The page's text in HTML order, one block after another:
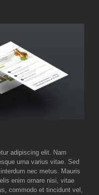
adipiscing elit. Nam
urna varius vitae. Sed
nec metus. Mauris
enim ornare nisi, vitae
commodo et tincidunt vel,